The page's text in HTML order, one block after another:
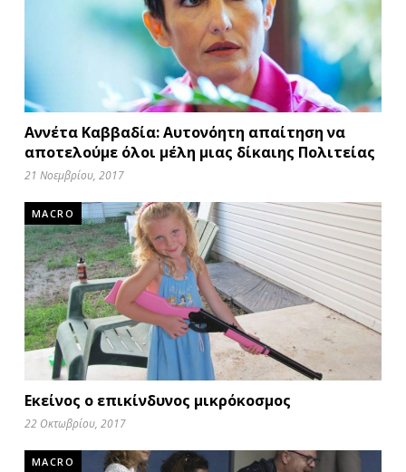
Αννέτα Καββαδία: Αυτονόητη απαίτηση να
αποτελούμε όλοι μέλη μιας δίκαιης Πολιτείας
21 Νοεμβρίου, 2017
MACRO
Εκείνος ο επικίνδυνος μικρόκοσμος
22 Οκτωβρίου, 2017
MACRO